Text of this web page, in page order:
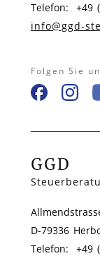
Telefon: +49
info@ggd-
Folgen Sie
GGD
D-79336
Telefon: +49